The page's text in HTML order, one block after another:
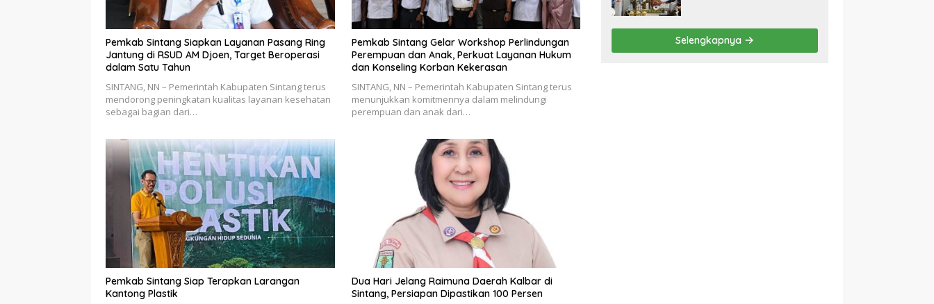
Pemkab Sintang Siapkan Layanan Pasang Ring
Jantung di RSUD AM Djoen, Target Beroperasi
dalam Satu Tahun
SINTANG, NN – Pemerintah Kabupaten Sintang terus
mendorong peningkatan kualitas layanan kesehatan
sebagai bagian dari…
Pemkab Sintang Gelar Workshop Perlindungan
Perempuan dan Anak, Perkuat Layanan Hukum
dan Konseling Korban Kekerasan
SINTANG, NN – Pemerintah Kabupaten Sintang terus
menunjukkan komitmennya dalam melindungi
perempuan dan anak dari…
Pemkab Sintang Siap Terapkan Larangan
Kantong Plastik
Dua Hari Jelang Raimuna Daerah Kalbar di
Sintang, Persiapan Dipastikan 100 Persen
Kancah Dunia
Selengkapnya